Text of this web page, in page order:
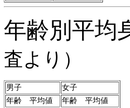
年齢別平均
査より）
男子
女子
年齢 平均値
年齢 平均値